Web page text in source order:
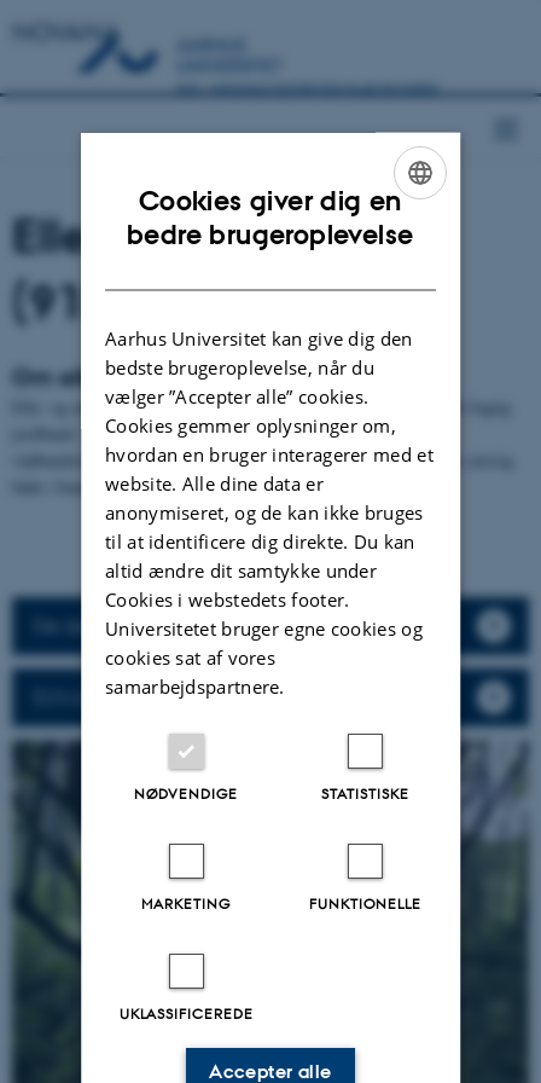
NOVANA
Elle- og askeskov
(91E0)
Om elle- og askeskov
Elle- og askeskov findes på naturlig næringsrig, kalkholdig og ret fugtig
jordbund. Skoven er typisk domineret af el, ask og andre
vådbundstolerante og grundvandselskende træarter. Den er relativ artsrig
både i bundflora og træartssammensætning.
De danske beskrivelser af habitattyperne
EU's beskrivelse af naturtyperne
ENGLISH
Cookies giver dig en
bedre brugeroplevelse
Aarhus Universitet kan give dig den
bedste brugeroplevelse, når du
vælger ”Accepter alle” cookies.
Cookies gemmer oplysninger om,
hvordan en bruger interagerer med et
website. Alle dine data er
anonymiseret, og de kan ikke bruges
til at identificere dig direkte. Du kan
altid ændre dit samtykke under
Cookies i webstedets footer.
Universitetet bruger egne cookies og
cookies sat af vores
samarbejdspartnere.
NØDVENDIGE STATISTISKE
MARKETING FUNKTIONELLE
UKLASSIFICEREDE
Accepter alle